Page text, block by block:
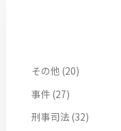
その他 (20)
事件 (27)
刑事司法 (32)